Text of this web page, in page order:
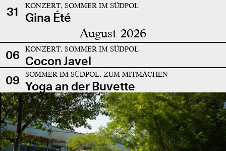
31
KONZERT, SOMMER IM SÜDPOL
Gina Été
August 2026
06 KONZERT, SOMMER IM SÜDPOL
Cocon Javel
09
SOMMER IM SÜDPOL, ZUM MITMACHEN
Yoga an der Buvette